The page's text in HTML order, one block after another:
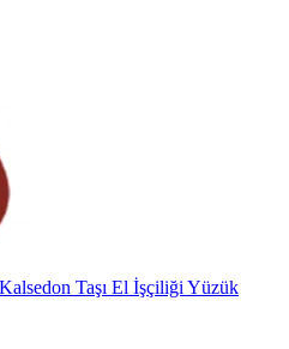
Taşı El İşçiliği Yüzük